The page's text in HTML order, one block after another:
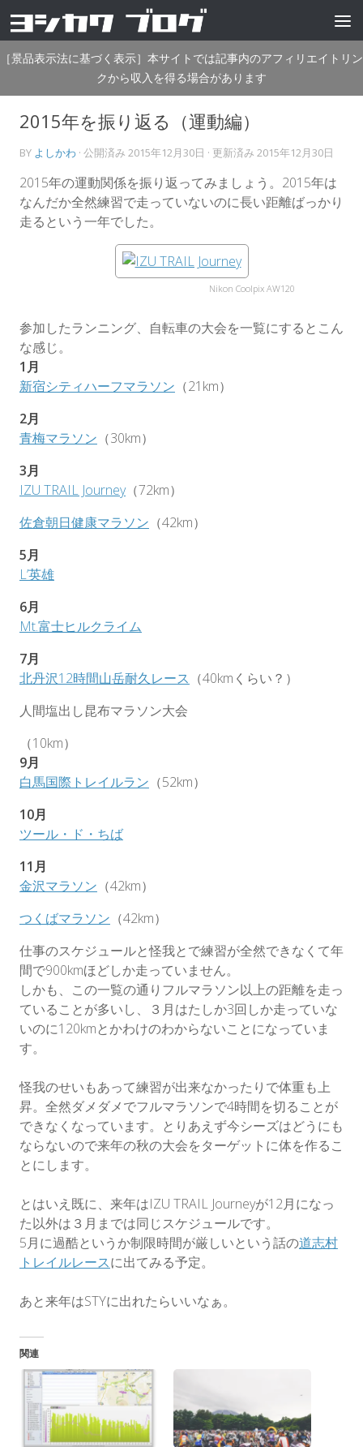
コンテンツへスキップ
［景品表示法に基づく表示］本サイトでは記事内のアフィリエイトリン
クから収入を得る場合があります
2015年を振り返る（運動編）
BY よしかわ · 公開済み 2015年12月30日 · 更新済み 2015年12月30日
2015年の運動関係を振り返ってみましょう。 2015年は
なんだか全然練習で走っていないのに長い距離ばっかり
走るという一年でした。
Nikon Coolpix AW120
参加したランニング、自転車の大会を一覧にするとこん
な感じ。
1月
新宿シティハーフマラソン （21km）
2月
青梅マラソン （30km）
3月
IZU TRAIL Journey（72km）
佐倉朝日健康マラソン （42km）
5月
L’英雄
6月
Mt.富士ヒルクライム
7月
北丹沢12時間山岳耐久レース （40kmくらい？）
人間塩出し昆布マラソン大会
（10km）
9月
白馬国際トレイルラン （52km）
10月
ツール・ド・ちば
11月
金沢マラソン （42km）
つくばマラソン （42km）
仕事のスケジュールと怪我とで練習が全然できなくて年
間で900kmほどしか走っていません。
しかも、この一覧の通りフルマラソン以上の距離を走っ
ていることが多いし、３月はたしか3回しか走っていな
いのに120kmとかわけのわからないことになっていま
す。
怪我のせいもあって練習が出来なかったりで体重も上
昇。全然ダメダメでフルマラソンで4時間を切ることが
できなくなっています。とりあえず今シーズはどうにも
ならないので来年の秋の大会をターゲットに体を作るこ
とにします。
とはいえ既に、来年はIZU TRAIL Journeyが12月になっ
た以外は３月までは同じスケジュールです。
5月に過酷というか制限時間が厳しいという話の道志村
トレイルレースに出てみる予定。
あと来年はSTYに出れたらいいなぁ。
関連